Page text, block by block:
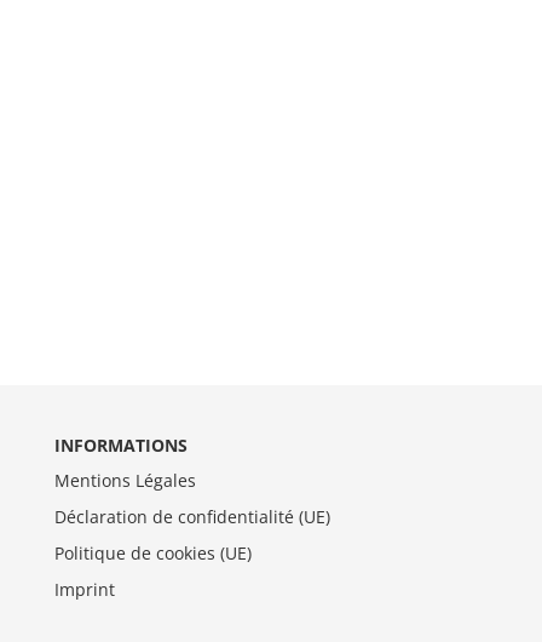
INFORMATIONS
Mentions Légales
Déclaration de confidentialité (UE)
Politique de cookies (UE)
Imprint